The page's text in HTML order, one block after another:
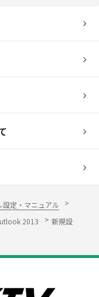
設定・マニュアル
2013
新規設